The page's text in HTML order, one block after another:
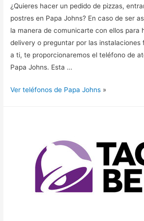
¿Quieres hacer un pedido de pizzas,
postres en Papa Johns? En caso de ser
la manera de comunicarte con ellos para
delivery o preguntar por las instalaciones
a ti, te proporcionaremos el teléfono de
Papa Johns. Esta …
Ver teléfonos de Papa Johns »